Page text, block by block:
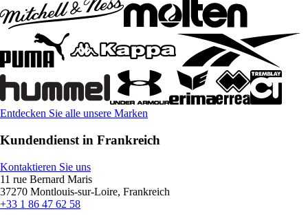
Entdecken Sie alle unsere Marken
Kundendienst in Frankreich
Kontaktieren Sie uns
11 rue Bernard Maris
37270 Montlouis-sur-Loire, Frankreich
+33 1 86 47 62 58